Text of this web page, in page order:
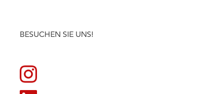
BESUCHEN SIE UNS!